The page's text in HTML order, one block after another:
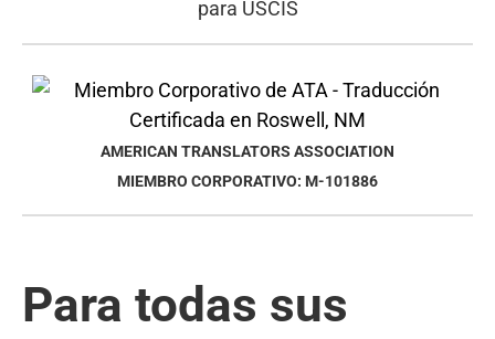
AMERICAN TRANSLATORS ASSOCIATION
MIEMBRO CORPORATIVO: M-101886
Para todas sus